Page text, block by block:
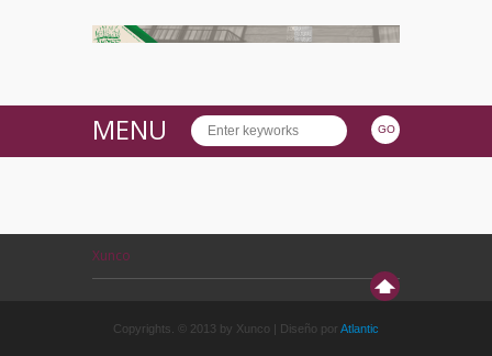
MENU
Xunco
Copyrights. © 2013 by Xunco | Diseño por Atlantic